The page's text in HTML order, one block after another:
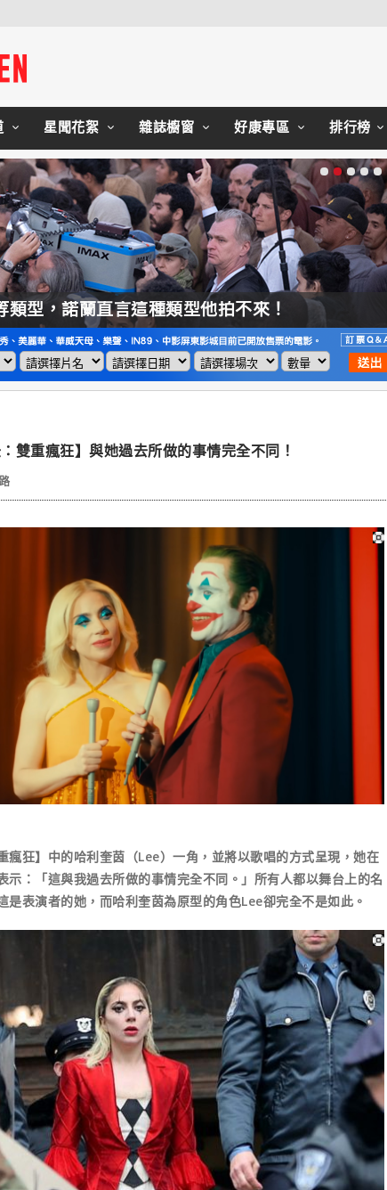
星聞花絮 雜誌櫥窗 好康專區 排行榜
型，諾蘭直言這種類型他拍不來！
雙重瘋狂】與她過去所做的事情完全不同！
瘋狂】中的哈利奎茵（Lee）一角，並將以歌唱的方式呈現，她在
示：「這與我過去所做的事情完全不同。」所有人都以舞台上的名
是表演者的她，而哈利奎茵為原型的角色Lee卻完全不是如此。